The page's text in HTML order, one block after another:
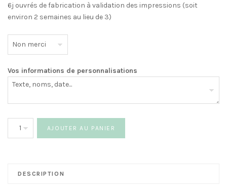
6j ouvrés de fabrication à validation des impressions (soit
environ 2 semaines au lieu de 3)
Vos informations de personnalisations
Feuillage
AJOUTER AU PANIER
DESCRIPTION